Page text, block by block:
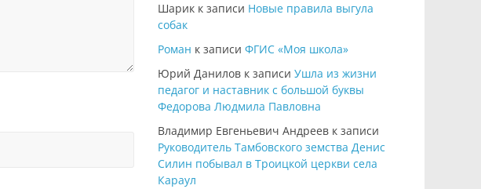
Шарик к записи Новые правила выгула
собак
Роман к записи ФГИС «Моя школа»
Юрий Данилов к записи Ушла из жизни
педагог и наставник с большой буквы
Федорова Людмила Павловна
Владимир Евгеньевич Андреев к записи
Руководитель Тамбовского земства Денис
Силин побывал в Троицкой церкви села
Караул